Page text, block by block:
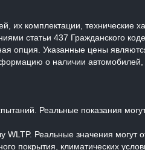
комплектации, технические
статьи 437 Гражданского
опция. Указанные цены
о наличии автомобилей,
Реальные показания
WLTP. Реальные значения
покрытия, климатических